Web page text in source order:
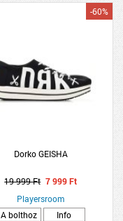
Dorko GEISHA
-60%
19 999 Ft 7 999 Ft
Playersroom
A bolthoz
Info